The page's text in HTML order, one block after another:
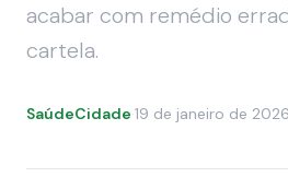
acabar com remédio
cartela.
SaúdeCidade·19 de janeiro de 2026